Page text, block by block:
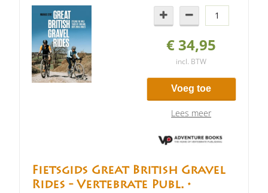
€ 34,95
incl. BTW
Voeg toe
Lees meer
Fietsgids Great British Gravel
Rides - Vertebrate Publ. •